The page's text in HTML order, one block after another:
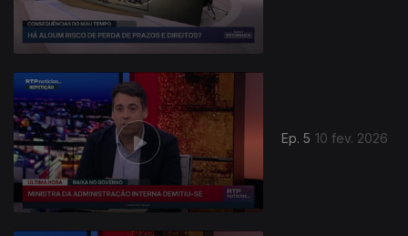
Ep. 5 10 fev. 2026